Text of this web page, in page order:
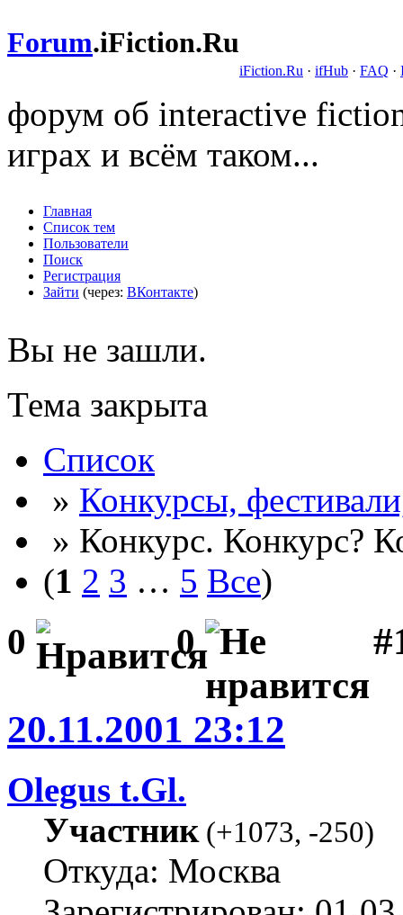
Forum.iFiction.Ru
iFiction.Ru · ifHub · FAQ ·
форум об interactive
играх и всём таком...
Главная
Список тем
Пользователи
Поиск
Регистрация
Зайти (через: ВКонтакте)
Вы не зашли.
Тема закрыта
Список
» Конкурсы,
» Конкурс. Конкурс?
(1 2 3 … 5 Все)
0 0
20.11.2001 23:12
Olegus t.Gl.
Участник(+1073, -250)
Откуда: Москва